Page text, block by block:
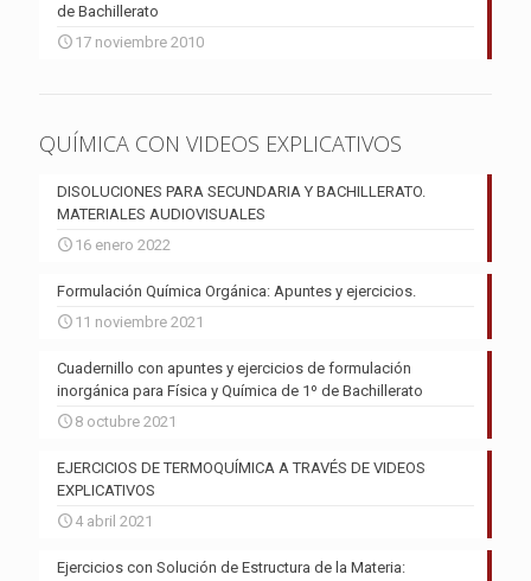
de Bachillerato
17 noviembre 2010
QUÍMICA CON VIDEOS EXPLICATIVOS
DISOLUCIONES PARA SECUNDARIA Y BACHILLERATO.
MATERIALES AUDIOVISUALES
16 enero 2022
Formulación Química Orgánica: Apuntes y ejercicios.
11 noviembre 2021
Cuadernillo con apuntes y ejercicios de formulación
inorgánica para Física y Química de 1º de Bachillerato
8 octubre 2021
EJERCICIOS DE TERMOQUÍMICA A TRAVÉS DE VIDEOS
EXPLICATIVOS
4 abril 2021
Ejercicios con Solución de Estructura de la Materia: